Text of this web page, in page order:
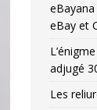
eBay et
adjugé
Les